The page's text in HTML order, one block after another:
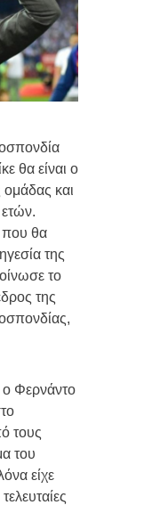
θα είναι ο
και
που θα
της
το
της
ο Φερνάντο
τους
του
είχε